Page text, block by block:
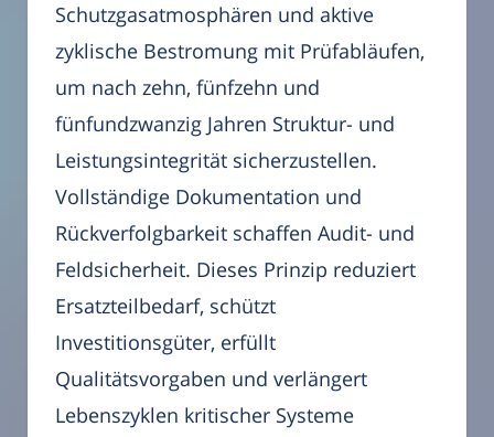
Schutzgasatmosphären und aktive
zyklische Bestromung mit Prüfabläufen,
um nach zehn, fünfzehn und
fünfundzwanzig Jahren Struktur- und
Leistungsintegrität sicherzustellen.
Vollständige Dokumentation und
Rückverfolgbarkeit schaffen Audit- und
Feldsicherheit. Dieses Prinzip reduziert
Ersatzteilbedarf, schützt
Investitionsgüter, erfüllt
Qualitätsvorgaben und verlängert
Lebenszyklen kritischer Systeme